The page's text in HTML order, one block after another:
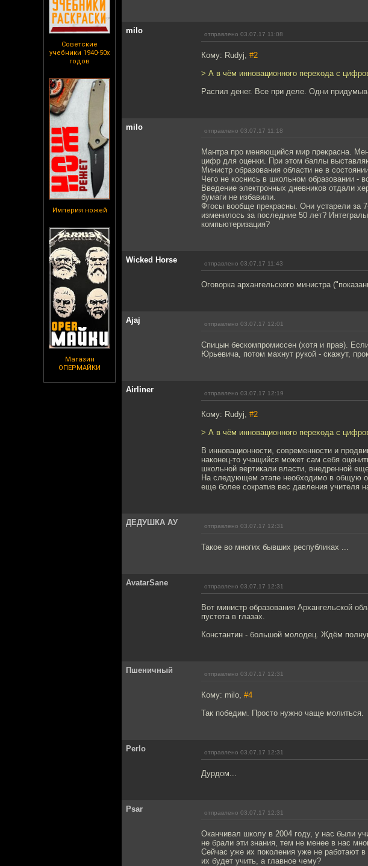
Советские
учебники 1940-50х
годов
Империя ножей
Магазин
ОПЕРМАЙКИ
milo отправлено 03.07.17 11:08
Кому: Rudyj, #2
> А в чём инновационного перехода с
Распил денег. Все при деле. Одни
milo отправлено 03.07.17 11:18
Мантра про меняющийся мир прекрасна.
цифр для оценки. При этом баллы
Министр образования области не в
Чего не коснись в школьном образовании -
Введение электронных дневников отдали
бумаги не избавили.
Фгосы вообще прекрасны. Они устарели за
изменилось за последние 50 лет?
компьютеризация?
Wicked Horse отправлено 03.07.17 11:43
Оговорка архангельского министра
Ajaj отправлено 03.07.17 12:01
Спицын бескомпромиссен (хотя и прав).
Юрьевича, потом махнут рукой - скажут,
Airliner отправлено 03.07.17 12:19
Кому: Rudyj, #2
> А в чём инновационного перехода с
В инновационности, современности и
наконец-то учащийся может сам себя
школьной вертикали власти, внедренной
На следующем этапе необходимо в общую
еще более сократив вес давления учителя
ДЕДУШКА АУ отправлено 03.07.17 12:31
Такое во многих бывших республиках ...
AvatarSane отправлено 03.07.17 12:31
Вот министр образования Архангельской
пустота в глазах.
Константин - большой молодец. Ждём
Пшеничный отправлено 03.07.17 12:31
Кому: milo, #4
Так победим. Просто нужно чаще молиться.
Perlo отправлено 03.07.17 12:31
Дурдом...
Psar отправлено 03.07.17 12:31
Оканчивал школу в 2004 году, у нас были
не брали эти знания, тем не менее в нас
Сейчас уже их поколения уже не работают
их будет учить, а главное чему?